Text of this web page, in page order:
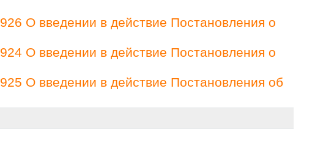
О введении в действие Постановления о
О введении в действие Постановления о
О введении в действие Постановления об